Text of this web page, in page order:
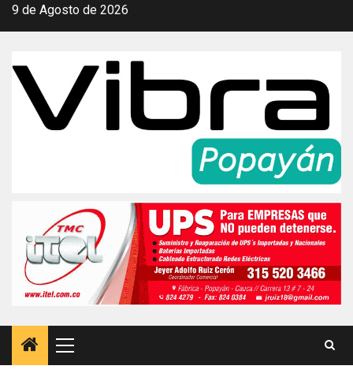
Saltar
9 de Agosto de 2026
Menú
principal